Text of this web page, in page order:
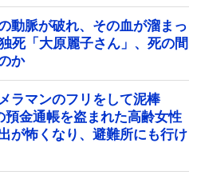
動脈が破れ、その血が溜まっ
死「大原麗子さん」、死の間
か
ラマンのフリをして泥棒
金通帳を盗まれた高齢女性
怖くなり、避難所にも行け